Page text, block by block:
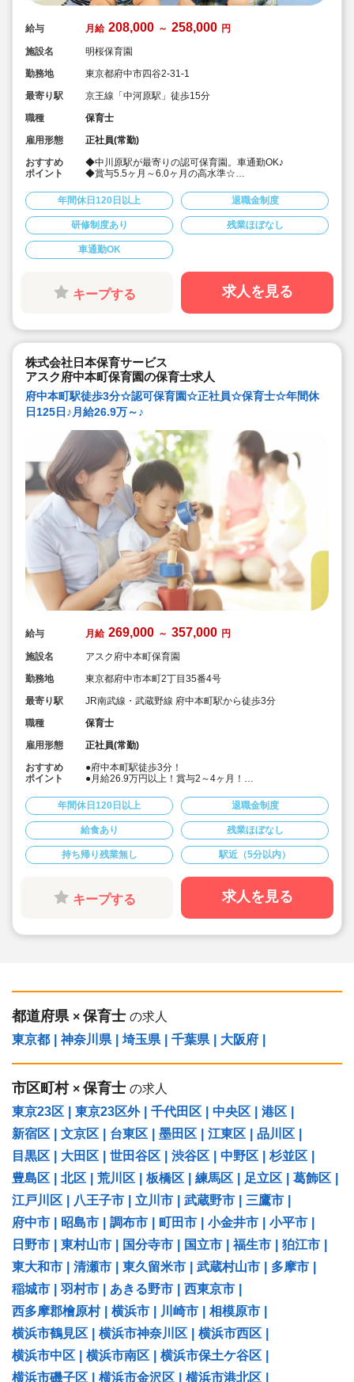
給与 月給 208,000 ～ 258,000 円
施設名
明桜保育園
勤務地
東京都府中市四谷2-31-1
最寄り駅
京王線「中河原駅」徒歩15分
職種
保育士
雇用形態
正社員(常勤)
おすすめ
ポイント
◆中川原駅が最寄りの認可保育園。車通勤OK♪
◆賞与5.5ヶ月～6.0ヶ月の高水準☆
◆完全週休二日制で年間休日120日以上！
◆月1～2回程度の土曜出勤がありますが、必ず振替休み
を取れます。
◆新卒の方からベテランの方。ぜひお待ちしておりま
す！見学も可能です♪
年間休日120日以上 退職金制度
研修制度あり 残業ほぼなし
車通勤OK
キープする 求人を見る
株式会社日本保育サービス
アスク府中本町保育園の保育士求人
府中本町駅徒歩3分☆認可保育園☆正社員☆保育士☆年間休
日125日♪月給26.9万～♪
給与 月給 269,000 ～ 357,000 円
施設名
アスク府中本町保育園
勤務地
東京都府中市本町2丁目35番4号
最寄り駅
JR南武線・武蔵野線 府中本町駅から徒歩3分
職種
保育士
雇用形態
正社員(常勤)
おすすめ
ポイント
●府中本町駅徒歩3分！
●月給26.9万円以上！賞与2～4ヶ月！
●年間休日125日。有給は入社時10日間付与。お休み取り
やすいです♪
●持ち帰り仕事NG、残業代は1分単位で別途全額支給なの
でオン／オフをしっかり切り替えられます。
●「プラチナくるみん」認定を取得しており、積極的な子
育てサポートを行っております☆
年間休日120日以上 退職金制度
給食あり 残業ほぼなし
持ち帰り残業無し 駅近（5分以内）
キープする 求人を見る
都道府県 × 保育士 の求人
東京都
神奈川県 埼玉県 千葉県 大阪府
市区町村 × 保育士 の求人
東京23区
東京23区外 千代田区 中央区 港区
新宿区
文京区 台東区 墨田区 江東区 品川区
目黒区
大田区 世田谷区 渋谷区 中野区 杉並区
豊島区
北区 荒川区 板橋区 練馬区 足立区 葛飾区
江戸川区
八王子市 立川市 武蔵野市 三鷹市
府中市
昭島市 調布市 町田市 小金井市 小平市
日野市
東村山市 国分寺市 国立市 福生市 狛江市
東大和市
清瀬市 東久留米市 武蔵村山市 多摩市
稲城市
羽村市 あきる野市 西東京市
西多摩郡檜原村
横浜市 川崎市 相模原市
横浜市鶴見区
横浜市神奈川区 横浜市西区
横浜市中区
横浜市南区 横浜市保土ケ谷区
横浜市磯子区
横浜市金沢区 横浜市港北区